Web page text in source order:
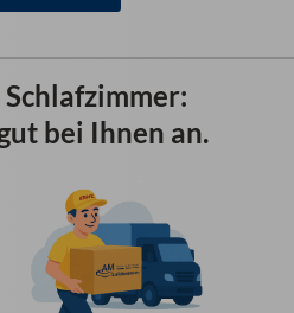
bei Ihnen an.